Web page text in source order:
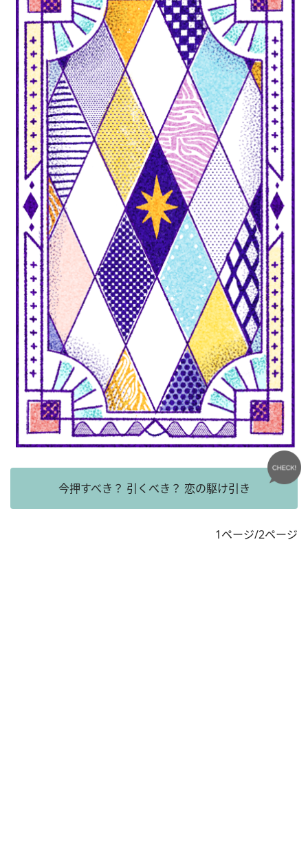
今押すべき？ 引くべき？ 恋の駆け引き
1ページ/2ページ